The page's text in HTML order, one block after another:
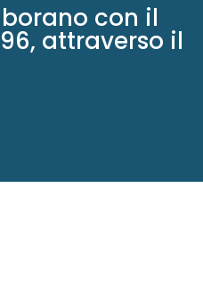
con il
attraverso il